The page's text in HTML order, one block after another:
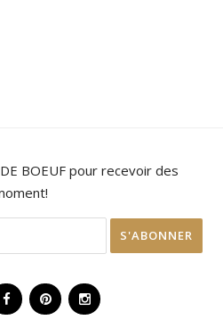
BOEUF pour recevoir des